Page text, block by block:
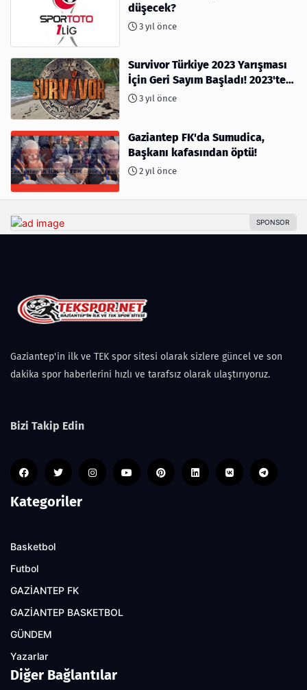
düşecek?
3 yıl önce
Survivor Türkiye 2023 Yarışması
İçin Geri Sayım Başladı! 2023'te
kimler var?
3 yıl önce
Gaziantep FK'da Sumudica,
Başkanı kafasından öptü!
2 yıl önce
Gaziantep'in ilk ve TEK spor sitesi olarak sizlere güncel ve son
dakika spor haberlerini hızlı ve tarafsız olarak ulaştırıyoruz.
Bizi Takip Edin
Kategoriler
Basketbol
Futbol
GAZİANTEP FK
GAZİANTEP BASKETBOL
GÜNDEM
Yazarlar
Diğer Bağlantılar